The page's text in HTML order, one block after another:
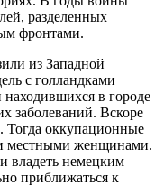
разделенных
фронтами.
из Западной
с голландками
в городе
заболеваний. Вскоре
Тогда оккупационные
местными женщинами.
владеть немецким
приближаться к